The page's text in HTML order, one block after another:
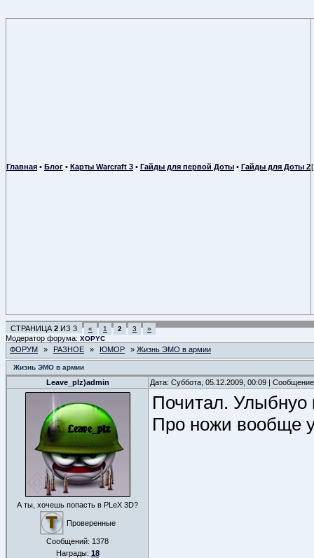
Главная • Блог • Карты Warcraft 3 • Гайды для первой Доты • Гайды для Доты 2
СТРАНИЦА 2 ИЗ 3 « 1 2 3 »
Модератор форума: XOPYC
ФОРУМ » РАЗНОЕ » ЮМОР » Жизнь ЭМО в армии
Жизнь ЭМО в армии
Leave_plz)admin Дата: Суббота, 05.12.2009, 00:09 |
А ты, хочешь попасть в PLeX 3D?
Проверенные
Сообщений: 1378
Награды: 18
Почитал. Улыбнуо
Про ножи вообще